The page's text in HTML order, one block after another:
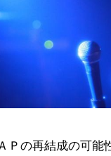
の再結成の可能